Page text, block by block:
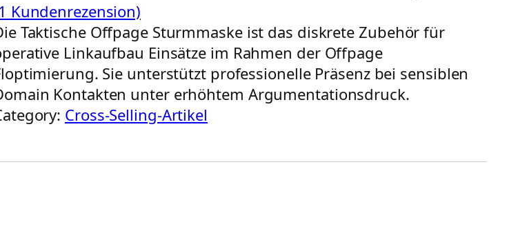
Kundenrezension)
Taktische Offpage Sturmmaske ist das diskrete Zubehör für
Linkaufbau Einsätze im Rahmen der Offpage
Sie unterstützt professionelle Präsenz bei sensiblen
Kontakten unter erhöhtem Argumentationsdruck.
Cross-Selling-Artikel